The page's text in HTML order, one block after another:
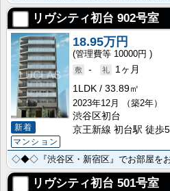
リヴシティ初台 902号室
新着
マンション
18.95万円
10000円
-
1ヶ月
1LDK
33.89㎡
2023年12月
（築2年）
渋谷区初台
京王新線 初台駅 徒歩
リヴシティ初台 501号室